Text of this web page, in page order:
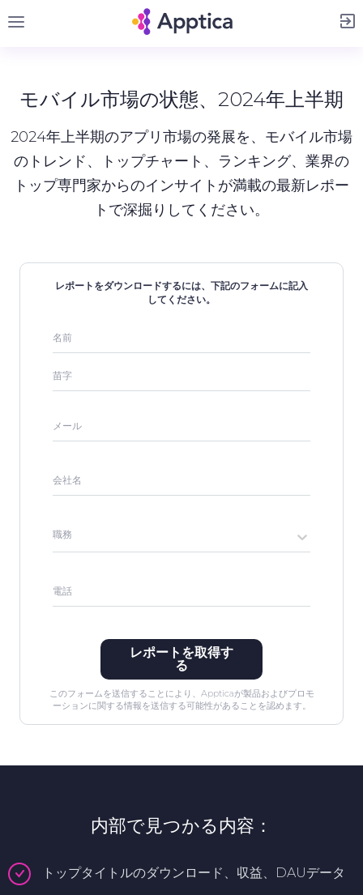
サインアップ
モバイル市場の状態、2024年上半期
2024年上半期のアプリ市場の発展を、モバイル市場
のトレンド、トップチャート、ランキング、業界の
トップ専門家からのインサイトが満載の最新レポー
トで深掘りしてください。
レポートをダウンロードするには、下記のフォームに記入
してください。
名前
苗字
メール
会社名
職務
電話
レポートを取得す
る
このフォームを送信することにより、Appticaが製品およびプロモ
ーションに関する情報を送信する可能性があることを認めます。
内部で見つかる内容：
トップタイトルのダウンロード、収益、DAUデータ